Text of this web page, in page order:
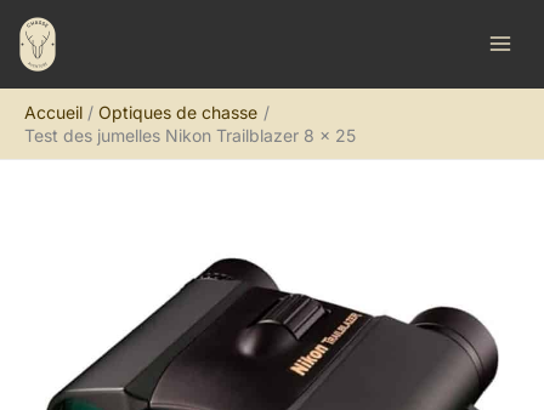
Aller
contenu
Accueil
Optiques de chasse
Test des jumelles Nikon Trailblazer 8 x 25
R
e
h